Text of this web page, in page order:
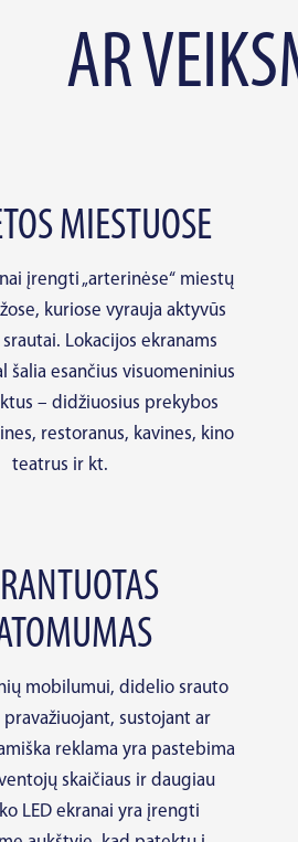
AR
MIESTUOSE
įrengti „arterinėse“ miestų
kuriose vyrauja aktyvūs
Lokacijos ekranams
šalia esančius visuomeninius
– didžiuosius prekybos
restoranus, kavines, kino
teatrus ir kt.
mobilumui, didelio srauto
pravažiuojant, sustojant ar
reklama yra pastebima
skaičiaus ir daugiau
LED ekranai yra įrengti